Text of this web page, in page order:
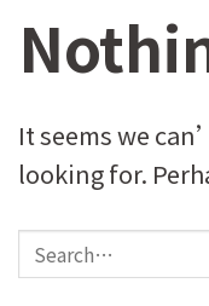
It seems we
looking for.